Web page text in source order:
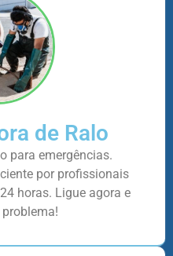
de Ralo
para emergências.
por profissionais
horas. Ligue agora e